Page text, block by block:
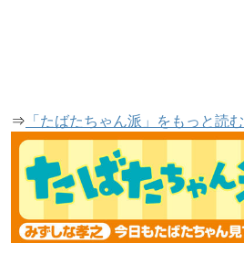
⇒ 「たばたちゃん派」をもっと読む